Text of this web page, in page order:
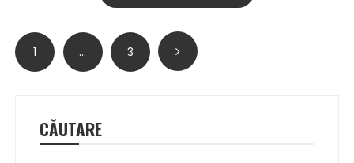
Paginație
articole
1 … 3
CĂUTARE